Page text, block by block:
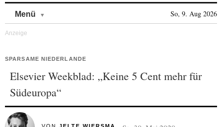
Menü So, 9. Aug 2026
SPARSAME NIEDERLANDE
Elsevier Weekblad: „Keine 5 Cent mehr für
Südeuropa“